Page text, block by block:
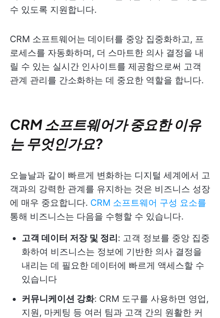
수 있도록 지원합니다.
CRM 소프트웨어는 데이터를 중앙 집중화하고, 프
로세스를 자동화하며, 더 스마트한 의사 결정을 내
릴 수 있는 실시간 인사이트를 제공함으로써 고객
관계 관리를 간소화하는 데 중요한 역할을 합니다.
CRM 소프트웨어가 중요한 이유
는 무엇인가요?
오늘날과 같이 빠르게 변화하는 디지털 세계에서 고
객과의 강력한 관계를 유지하는 것은 비즈니스 성장
에 매우 중요합니다. CRM 소프트웨어 구성 요소를
통해 비즈니스는 다음을 수행할 수 있습니다.
고객 데이터 저장 및 정리 : 고객 정보를 중앙 집중
화하여 비즈니스는 정보에 기반한 의사 결정을
내리는 데 필요한 데이터에 빠르게 액세스할 수
있습니다
커뮤니케이션 강화: CRM 도구를 사용하면 영업,
지원, 마케팅 등 여러 팀과 고객 간의 원활한 커